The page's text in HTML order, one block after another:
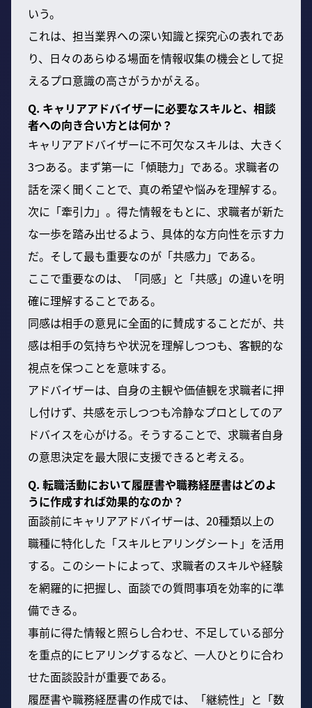
いう。
これは、担当業界への深い知識と探究心の表れであ
り、日々のあらゆる場面を情報収集の機会として捉
えるプロ意識の高さがうかがえる。
Q. キャリアアドバイザーに必要なスキルと、相談
者への向き合い方とは何か？
キャリアアドバイザーに不可欠なスキルは、大きく
3つある。まず第一に「傾聴力」である。求職者の
話を深く聞くことで、真の希望や悩みを理解する。
次に「牽引力」。得た情報をもとに、求職者が新た
な一歩を踏み出せるよう、具体的な方向性を示す力
だ。そして最も重要なのが「共感力」である。
ここで重要なのは、「同感」と「共感」の違いを明
確に理解することである。
同感は相手の意見に全面的に賛成することだが、共
感は相手の気持ちや状況を理解しつつも、客観的な
視点を保つことを意味する。
アドバイザーは、自身の主観や価値観を求職者に押
し付けず、共感を示しつつも冷静なプロとしてのア
ドバイスを心がける。そうすることで、求職者自身
の意思決定を最大限に支援できると考える。
Q. 転職活動において履歴書や職務経歴書はどのよ
うに作成すれば効果的なのか？
面談前にキャリアアドバイザーは、20種類以上の
職種に特化した「スキルヒアリングシート」を活用
する。このシートによって、求職者のスキルや経験
を網羅的に把握し、面談での質問事項を効率的に準
備できる。
事前に得た情報と照らし合わせ、不足している部分
を重点的にヒアリングするなど、一人ひとりに合わ
せた面談設計が重要である。
履歴書や職務経歴書の作成では、「継続性」と「数